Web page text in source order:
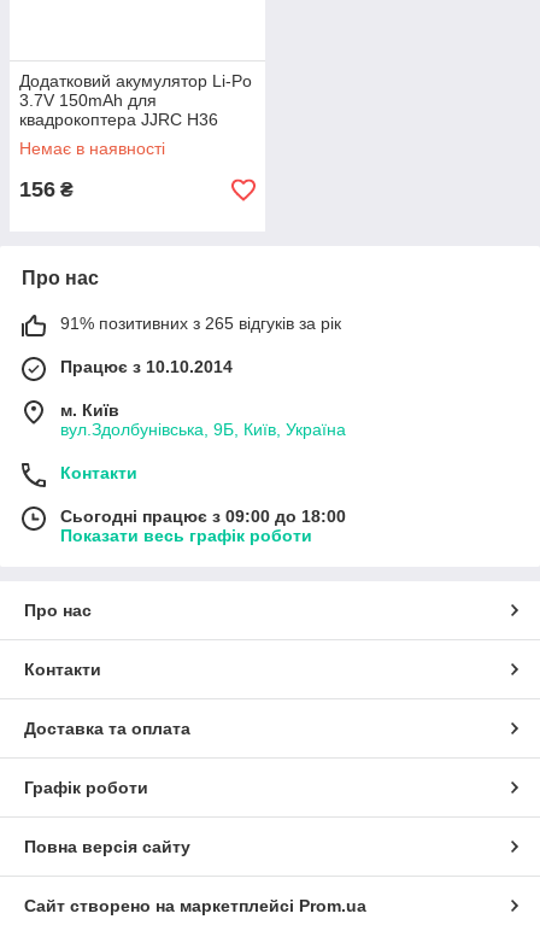
Додатковий акумулятор Li-Po
3.7V 150mAh для
квадрокоптера JJRC H36
(Сірий)
Немає в наявності
156 ₴
Про нас
91% позитивних з 265 відгуків за рік
Працює з 10.10.2014
м. Київ
вул.Здолбунівська, 9Б, Київ, Україна
Контакти
Сьогодні працює з 09:00 до 18:00
Показати весь графік роботи
Про нас
Контакти
Доставка та оплата
Графік роботи
Повна версія сайту
Сайт створено на маркетплейсі Prom.ua